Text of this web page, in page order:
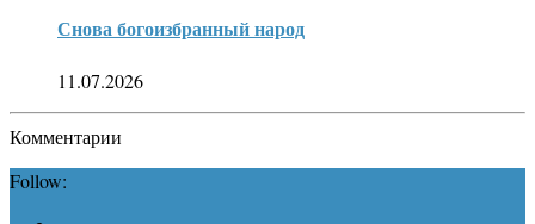
Снова богоизбранный народ
11.07.2026
Комментарии
Follow: